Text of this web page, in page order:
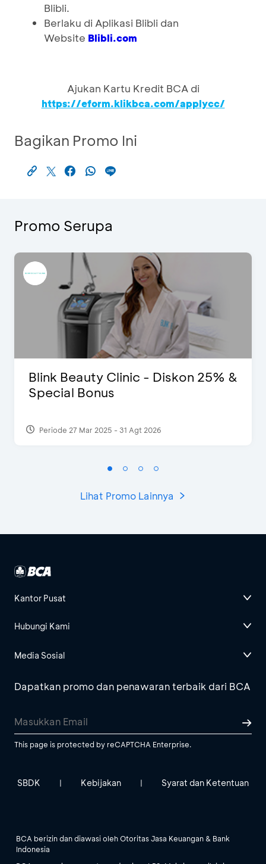
Blibli.
Berlaku di Aplikasi Blibli dan
Website Blibli.com
Ajukan Kartu Kredit BCA di
https://eform.klikbca.com/applycc/
Bagikan Promo Ini
Promo Serupa
Blink Beauty Clinic - Diskon 25% &
Special Bonus
Periode 27 Mar 2025 - 31 Agt 2026
Lihat Promo Lainnya
Kantor Pusat
Hubungi Kami
Media Sosial
Dapatkan promo dan penawaran terbaik dari BCA
This page is protected by reCAPTCHA Enterprise.
SBDK | Kebijakan | Syarat dan Ketentuan
BCA berizin dan diawasi oleh Otoritas Jasa Keuangan & Bank
Indonesia